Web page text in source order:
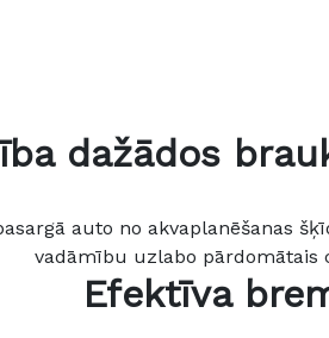
dažādos
auto no akvaplanēšanas
vadāmību uzlabo pārdomātais
Efektīva